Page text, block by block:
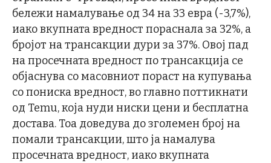
бележи намалување од 34 на 33 евра (-3,7%),
иако вкупната вредност пораснала за 32%, а
бројот на трансакции дури за 37%. Овој пад
на просечната вредност по трансакција се
објаснува со масовниот пораст на купувања
со пониска вредност, во главно поттикнати
од Temu, која нуди ниски цени и бесплатна
достава. Тоа доведува до зголемен број на
помали трансакции, што ја намалува
просечната вредност, иако вкупната